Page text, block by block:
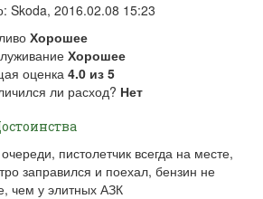
Skoda, 2016.02.08 15:23
Хорошее
Хорошее
оценка4.0 из 5
ли расход? Нет
пистолетчик всегда на месте,
заправился и поехал, бензин не
чем у элитных АЗК